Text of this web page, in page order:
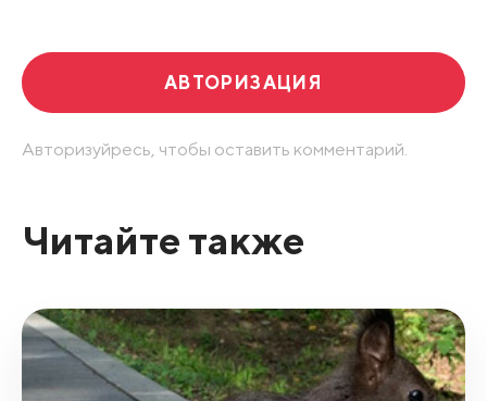
АВТОРИЗАЦИЯ
Авторизуйресь, чтобы оставить комментарий.
Читайте также